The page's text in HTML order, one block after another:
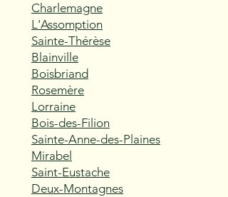
Charlemagne
L'Assomption
Sainte-Thérèse
Blainville
Boisbriand
Rosemère
Lorraine
Bois-des-Filion
Sainte-Anne-des-Plaines
Mirabel
Saint-Eustache
Deux-Montagnes